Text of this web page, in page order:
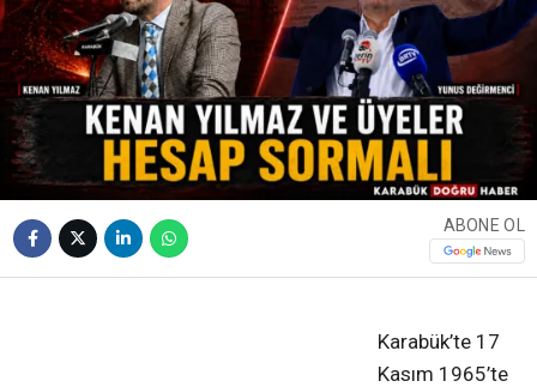
ABONE OL
Karabük’te 17
Kasım 1965’te